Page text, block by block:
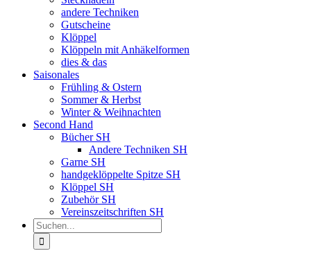
andere Techniken
Gutscheine
Klöppel
Klöppeln mit Anhäkelformen
dies & das
Saisonales
Frühling & Ostern
Sommer & Herbst
Winter & Weihnachten
Second Hand
Bücher SH
Andere Techniken SH
Garne SH
handgeklöppelte Spitze SH
Klöppel SH
Zubehör SH
Vereinszeitschriften SH
Suche
nach: